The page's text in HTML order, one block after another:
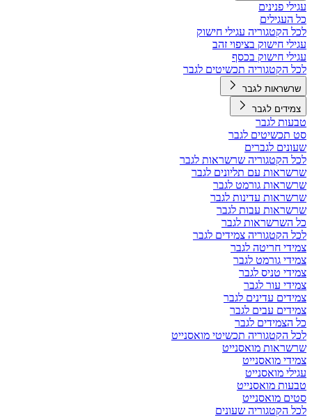
עגילי פנינים
כל העגילים
לכל הקטגוריה עגילי חישוק
עגילי חישוק בציפוי זהב
עגילי חישוק בכסף
לכל הקטגוריה תכשיטים לגבר
שרשראות לגבר
צמידים לגבר
טבעות לגבר
סט תכשיטים לגבר
שעונים לגברים
לכל הקטגוריה שרשראות לגבר
שרשראות עם תליונים לגבר
שרשראות גורמט לגבר
שרשראות עדינות לגבר
שרשראות עבות לגבר
כל השרשראות לגבר
לכל הקטגוריה צמידים לגבר
צמידי חריטה לגבר
צמידי גורמט לגבר
צמידי טניס לגבר
צמידי עור לגבר
צמידים עדינים לגבר
צמידים עבים לגבר
כל הצמידים לגבר
לכל הקטגוריה תכשיטי מואסנייט
שרשראות מואסנייט
צמידי מואסנייט
עגילי מואסנייט
טבעות מואסנייט
סטים מואסנייט
לכל הקטגוריה שעונים